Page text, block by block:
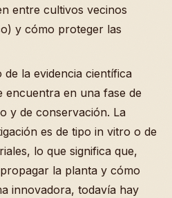
entre cultivos vecinos
y cómo proteger las
la evidencia científica
en una fase de
y de conservación. La
es de tipo in vitro o de
lo que significa que,
la planta y cómo
innovadora, todavía hay